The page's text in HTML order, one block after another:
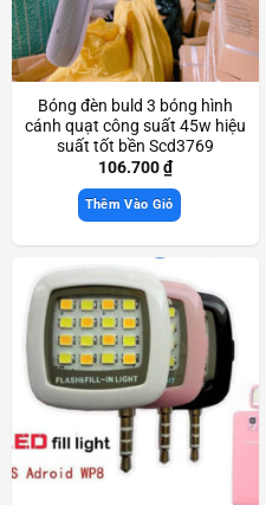
Bóng đèn buld 3 bóng hình
cánh quạt công suất 45w hiệu
suất tốt bền Scd3769
106.700₫
Thêm Vào Giỏ